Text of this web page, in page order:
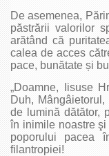
De asemenea,
păstrării valorilor
arătând că
calea de acces
pace, bunătate și
„Doamne, Iisuse
Duh,
de lumină dătător,
în inimile noastre
poporului pacea
filantropiei!